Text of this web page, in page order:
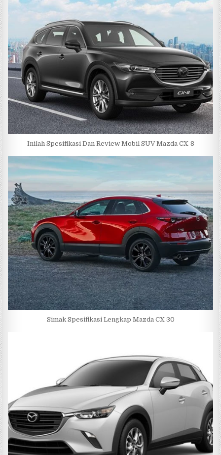
Inilah Spesifikasi Dan Review Mobil SUV Mazda CX-8
Simak Spesifikasi Lengkap Mazda CX 30